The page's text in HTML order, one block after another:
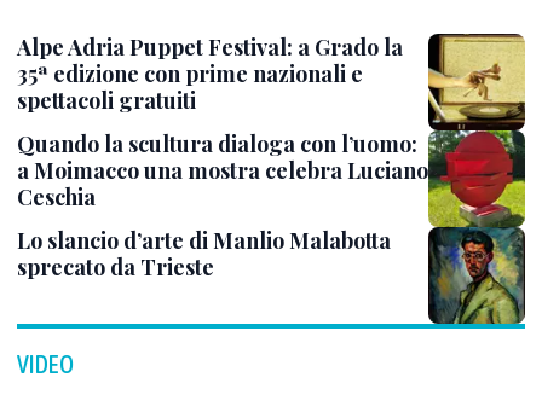
Alpe Adria Puppet Festival: a Grado la
35ª edizione con prime nazionali e
spettacoli gratuiti
Quando la scultura dialoga con l’uomo:
a Moimacco una mostra celebra Luciano
Ceschia
Lo slancio d’arte di Manlio Malabotta
sprecato da Trieste
VIDEO